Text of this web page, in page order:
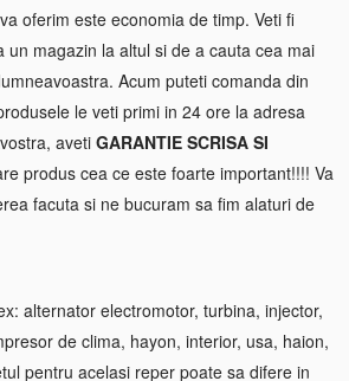
oferim este economia de timp. Veti fi
un magazin la altul si de a cauta cea mai
Acum puteti comanda din
le veti primi in 24 ore la adresa
aveti GARANTIE SCRISA SI
produs cea ce este foarte important!!!! Va
facuta si ne bucuram sa fim alaturi de
alternator electromotor, turbina, injector,
de clima, hayon, interior, usa, haion,
pentru acelasi reper poate sa difere in